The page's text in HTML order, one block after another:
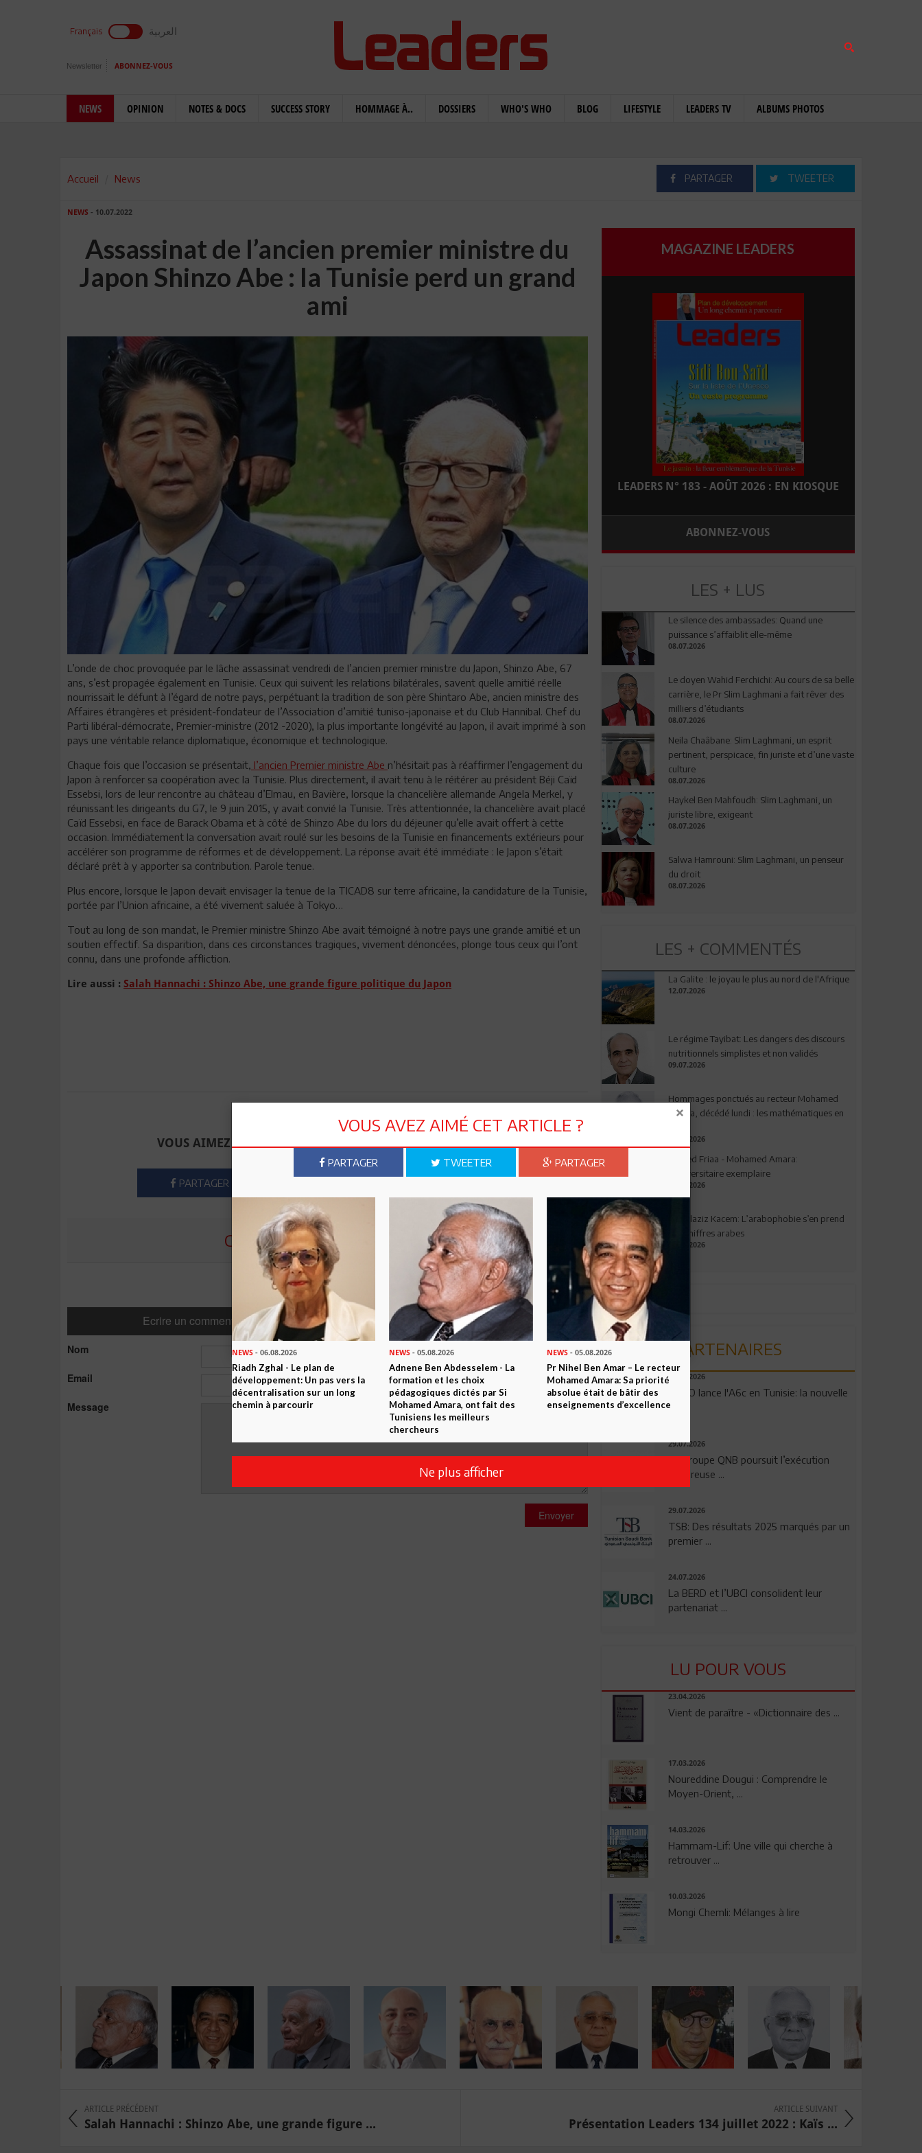
Français العربية
Newsletter ABONNEZ-VOUS
NEWS OPINION NOTES & DOCS SUCCESS STORY HOMMAGE À.. DOSSIERS WHO'S WHO BLOG LIFESTYLE LEADERS TV ALBUMS PHOTOS
Accueil News PARTAGER TWEETER
NEWS - 10.07.2022
Assassinat de l’ancien premier ministre du
Japon Shinzo Abe : la Tunisie perd un grand
ami
L’onde de choc provoquée par le lâche assassinat vendredi de l’ancien premier ministre du Japon, Shinzo Abe, 67
ans, s’est propagée également en Tunisie. Ceux qui suivent les relations bilatérales, savent quelle amitié réelle
nourrissait le défunt à l’égard de notre pays, perpétuant la tradition de son père Shintaro Abe, ancien ministre des
Affaires étrangères et président-fondateur de l’Association d’amitié tuniso-japonaise et du Club Hannibal. Chef du
Parti libéral-démocrate, Premier-ministre (2012 -2020), la plus importante longévité au Japon, il avait imprimé à son
pays une véritable relance diplomatique, économique et technologique.
Chaque fois que l’occasion se présentait, l’ancien Premier ministre Abe n’hésitait pas à réaffirmer l’engagement du
Japon à renforcer sa coopération avec la Tunisie. Plus directement, il avait tenu à le réitérer au président Béji Caïd
Essebsi, lors de leur rencontre au château d’Elmau, en Bavière, lorsque la chancelière allemande Angela Merkel, y
réunissant les dirigeants du G7, le 9 juin 2015, y avait convié la Tunisie. Très attentionnée, la chancelière avait placé
Caïd Essebsi, en face de Barack Obama et à côté de Shinzo Abe du lors du déjeuner qu’elle avait offert à cette
occasion. Immédiatement la conversation avait roulé sur les besoins de la Tunisie en financements extérieurs pour
accélérer son programme de réformes et de développement. La réponse avait été immédiate : le Japon s’était
déclaré prêt à y apporter sa contribution. Parole tenue.
Plus encore, lorsque le Japon devait envisager la tenue de la TICAD8 sur terre africaine, la candidature de la Tunisie,
portée par l’Union africaine, a été vivement saluée à Tokyo…
Tout au long de son mandat, le Premier ministre Shinzo Abe avait témoigné à notre pays une grande amitié et un
soutien effectif. Sa disparition, dans ces circonstances tragiques, vivement dénoncées, plonge tous ceux qui l’ont
connu, dans une profonde affliction.
Lire aussi : Salah Hannachi : Shinzo Abe, une grande figure politique du Japon
VOUS AIMEZ CET ARTICLE ? PARTAGEZ-LE AVEC VOS AMIS !
PARTAGER
COMMENTER CET ARTICLE
0Commentaires
Ecrire un commentaire Commenter
Nom
Email
Message
Envoyer
MAGAZINE LEADERS
LEADERS N° 183 - AOÛT 2026 : EN KIOSQUE
ABONNEZ-VOUS
LES + LUS
Le silence des ambassades: Quand une
puissance s’affaiblit elle-même
08.07.2026
Le doyen Wahid Ferchichi: Au cours de sa belle
carrière, le Pr Slim Laghmani a fait rêver des
milliers d’étudiants
08.07.2026
Neila Chaâbane: Slim Laghmani, un esprit
pertinent, perspicace, fin juriste et d’une vaste
culture
08.07.2026
Haykel Ben Mahfoudh: Slim Laghmani, un
juriste libre, exigeant
08.07.2026
Salwa Hamrouni: Slim Laghmani, un penseur
du droit
08.07.2026
LES + COMMENTÉS
La Galite : le joyau le plus au nord de l'Afrique
12.07.2026
Le régime Tayibat: Les dangers des discours
nutritionnels simplistes et non validés
09.07.2026
Hommages ponctués au recteur Mohamed
Amara, décédé lundi : les mathématiques en
03.08.2026
Ahmed Friaa - Mohamed Amara:
l’Universitaire exemplaire
04.08.2026
Abdelaziz Kacem: L’arabophobie s’en prend
aux chiffres arabes
09.07.2026
PARTENAIRES
04.08.2026
OPPO lance l'A6c en Tunisie: la nouvelle
...
29.07.2026
Le Groupe QNB poursuit l’exécution
rigoureuse ...
29.07.2026
TSB: Des résultats 2025 marqués par un
premier ...
24.07.2026
La BERD et l’UBCI consolident leur
partenariat ...
LU POUR VOUS
23.04.2026
Vient de paraître - «Dictionnaire des ...
17.03.2026
Noureddine Dougui : Comprendre le
Moyen-Orient, ...
14.03.2026
Hammam-Lif: Une ville qui cherche à
retrouver ...
10.03.2026
Mongi Chemli: Mélanges à lire
ARTICLE PRÉCÉDENT
Salah Hannachi : Shinzo Abe, une grande figure ...
ARTICLE SUIVANT
Présentation Leaders 134 juillet 2022 : Kaïs ...
VOUS AVEZ AIMÉ CET ARTICLE ?
PARTAGER TWEETER PARTAGER
NEWS - 06.08.2026
Riadh Zghal - Le plan de
développement: Un pas vers la
décentralisation sur un long
chemin à parcourir
NEWS - 05.08.2026
Adnene Ben Abdesselem - La
formation et les choix
pédagogiques dictés par Si
Mohamed Amara, ont fait des
Tunisiens les meilleurs
chercheurs
NEWS- 05.08.2026
Pr Nihel Ben Amar – Le recteur
Mohamed Amara: Sa priorité
absolue était de bâtir des
enseignements d’excellence
Ne plus afficher